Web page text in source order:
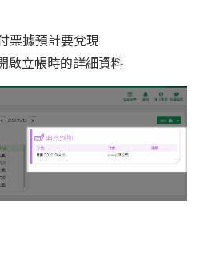
票據預計要兌現
啟立帳時的詳細資料